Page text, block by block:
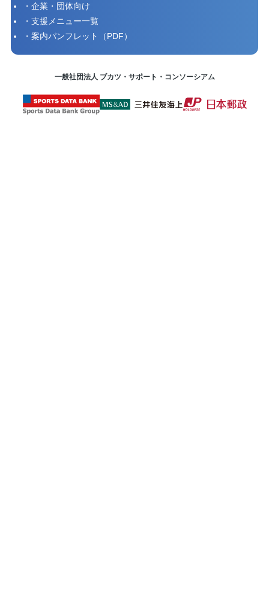
企業・団体向け
支援メニュー一覧
案内パンフレット（PDF）
一般社団法人 ブカツ・サポート・コンソーシアム